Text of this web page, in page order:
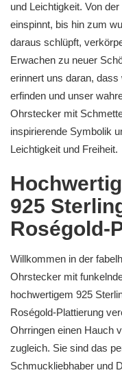
und Leichtigkeit. Von
einspinnt, bis hin zum
daraus schlüpft,
Erwachen zu neuer
erinnert uns daran,
erfinden und unser
Ohrstecker mit
inspirierende Symbolik
Leichtigkeit und Freiheit.
925
Roségold-
Willkommen in der
Ohrstecker mit
hochwertigem 925
Roségold-Plattierung
Ohrringen einen Hauch
zugleich. Sie sind das
Schmuckliebhaber und